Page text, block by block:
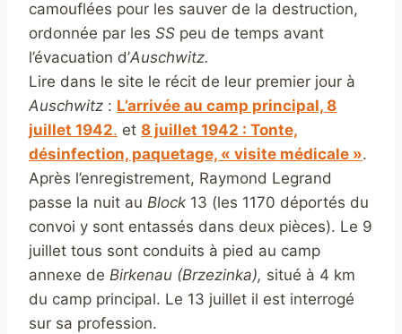
camouflées pour les sauver de la destruction,
ordonnée par les SS peu de temps avant
l’évacuation d’Auschwitz.
Lire dans le site le récit de leur premier jour à
Auschwitz : L’arrivée au camp principal, 8
juillet 1942. et 8 juillet 1942 : Tonte,
désinfection, paquetage, « visite médicale ».
Après l’enregistrement, Raymond Legrand
passe la nuit au Block 13 (les 1170 déportés du
convoi y sont entassés dans deux pièces). Le 9
juillet tous sont conduits à pied au camp
annexe de Birkenau (Brzezinka), situé à 4 km
du camp principal. Le 13 juillet il est interrogé
sur sa profession.